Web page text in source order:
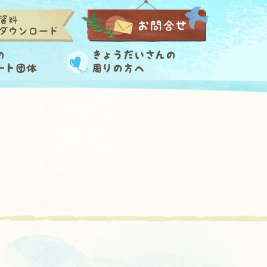
料
ウンロード
お問合せ
ト団体
きょうだいさんの
周りの方へ